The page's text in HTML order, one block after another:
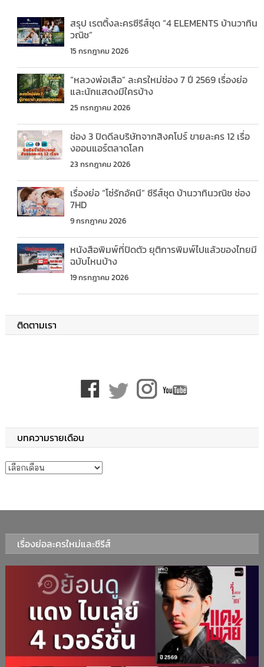
สรุป เรตติ้งละครซีรีส์ชุด “4 ELEMENTS บ้านวาทิน
วณิช”
15 กรกฎาคม 2026
“หลวงพ่อเสือ” ละครใหม่ช่อง 7 ปี 2569 เรื่องย่อ
และนักแสดงมีใครบ้าง
25 กรกฎาคม 2026
ช่อง 3 ปิดดีลบริษัทจากสิงคโปร์ ขายละคร 12 เรื่อ
งออนแอร์ตลาดโลก
23 กรกฎาคม 2026
เรื่องย่อ “โซ่รักอัคนี” ซีรีส์ชุด บ้านวาทินวณิช ช่อง
7HD
9 กรกฎาคม 2026
หนังสือพิมพ์ที่ปิดตัว ยุติการพิมพ์ไปแล้วของไทยมี
ฉบับไหนบ้าง
19 กรกฎาคม 2026
ติดตามเรา
บทความรายเดือน
บทความรายเดือน
เรื่องย่อละครใหม่และซีรีส์